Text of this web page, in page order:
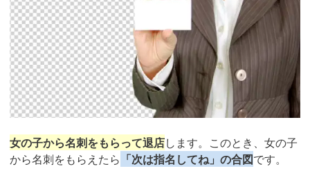
女の子から名刺をもらって退店します。このとき、女の子
から名刺をもらえたら 「次は指名してね」の合図です。